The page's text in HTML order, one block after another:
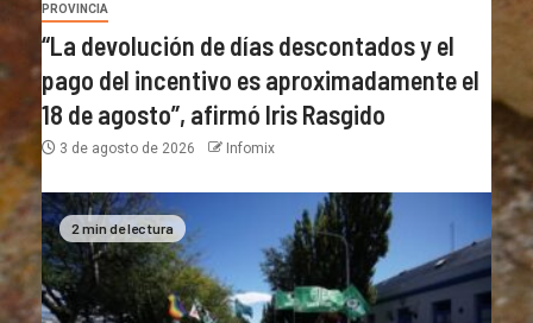
PROVINCIA
“La devolución de días descontados y el
pago del incentivo es aproximadamente el
18 de agosto”, afirmó Iris Rasgido
3 de agosto de 2026 Infomix
2 min de lectura